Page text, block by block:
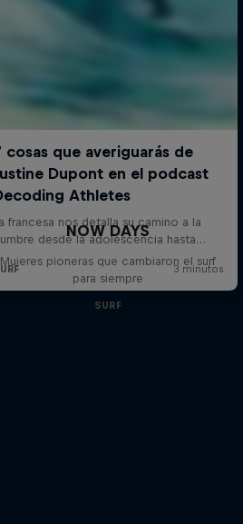
NOW DAYS
Mujeres pioneras que cambiaron el surf
para siempre
SURF